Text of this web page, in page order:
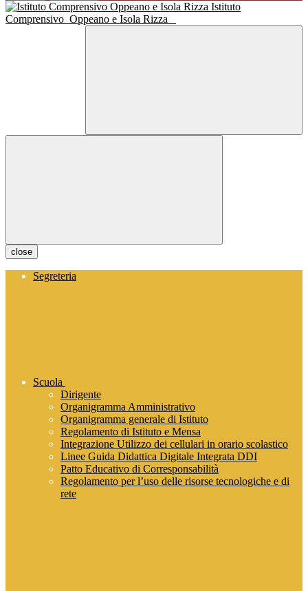
Istituto
Comprensivo Oppeano e Isola Rizza
close
Segreteria
Scuola
Dirigente
Organigramma Amministrativo
Organigramma generale di Istituto
Regolamento di Istituto e Mensa
Integrazione Utilizzo dei cellulari in orario scolastico
Linee Guida Didattica Digitale Integrata DDI
Patto Educativo di Corresponsabilità
Regolamento per l’uso delle risorse tecnologiche e di
rete